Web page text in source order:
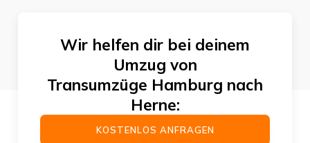
Wir helfen dir bei deinem
Umzug von
Transumzüge Hamburg nach
Herne:
KOSTENLOS ANFRAGEN